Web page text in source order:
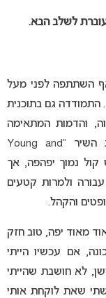
השתתפה לפני מעל
התמודדה גם בתוכנית
והדמות המתאימה
לשלוח לאירוויזיון. שיר בחרה לאודישן את השיר “Young and
נמוך יפהפה, אך
ולמרות קטעים
והקהל.
מאוד יפה, טוב חזק
אם עכשיו הייתי
לא חושבת שהייתי
שאת לוקחת אותי